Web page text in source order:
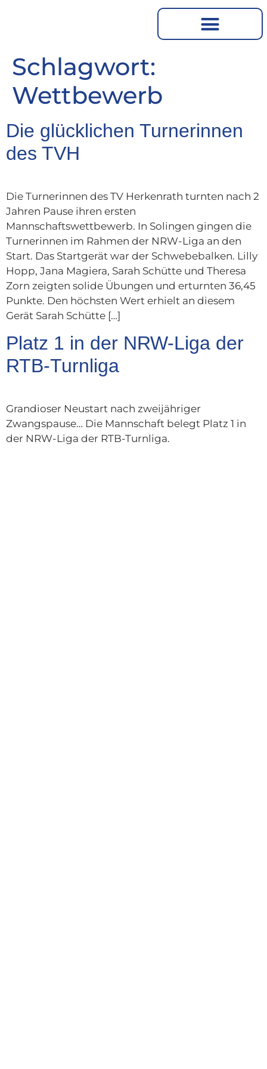
Schlagwort:
Wettbewerb
Die glücklichen Turnerinnen
des TVH
Die Turnerinnen des TV Herkenrath turnten nach 2
Jahren Pause ihren ersten
Mannschaftswettbewerb. In Solingen gingen die
Turnerinnen im Rahmen der NRW-Liga an den
Start. Das Startgerät war der Schwebebalken. Lilly
Hopp, Jana Magiera, Sarah Schütte und Theresa
Zorn zeigten solide Übungen und erturnten 36,45
Punkte. Den höchsten Wert erhielt an diesem
Gerät Sarah Schütte […]
Platz 1 in der NRW-Liga der
RTB-Turnliga
Grandioser Neustart nach zweijähriger
Zwangspause… Die Mannschaft belegt Platz 1 in
der NRW-Liga der RTB-Turnliga.